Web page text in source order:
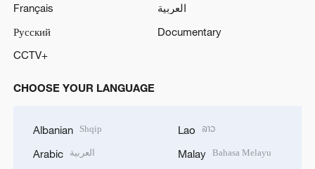
Français
العربية
Русский
Documentary
CCTV+
CHOOSE YOUR LANGUAGE
Albanian Shqip
Arabic العربية
Lao ລາວ
Malay Bahasa Melayu